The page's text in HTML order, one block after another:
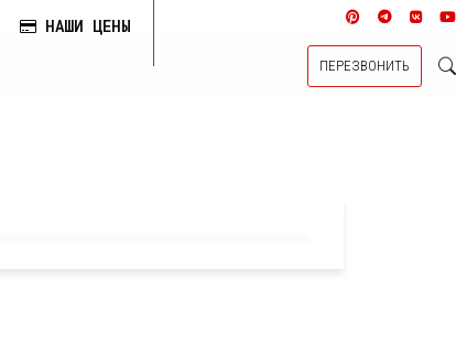
НАШИ ЦЕНЫ
ПЕРЕЗВОНИТЬ